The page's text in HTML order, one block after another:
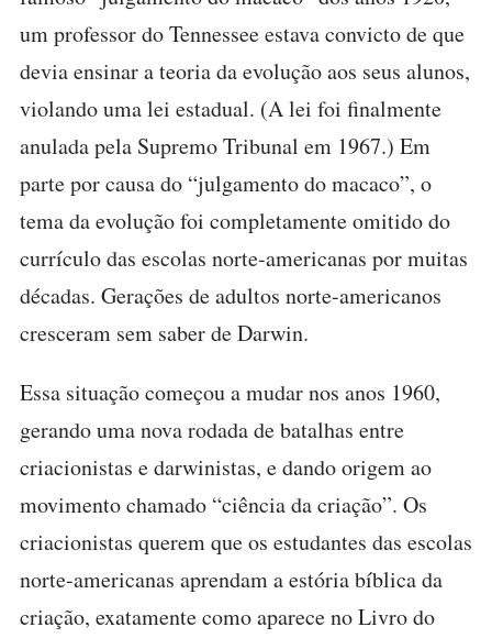
um professor do Tennessee estava convicto de que
devia ensinar a teoria da evolução aos seus alunos,
violando uma lei estadual. (A lei foi finalmente
anulada pela Supremo Tribunal em 1967.) Em
parte por causa do “julgamento do macaco”, o
tema da evolução foi completamente omitido do
currículo das escolas norte-americanas por muitas
décadas. Gerações de adultos norte-americanos
cresceram sem saber de Darwin.
Essa situação começou a mudar nos anos 1960,
gerando uma nova rodada de batalhas entre
criacionistas e darwinistas, e dando origem ao
movimento chamado “ciência da criação”. Os
criacionistas querem que os estudantes das escolas
norte-americanas aprendam a estória bíblica da
criação, exatamente como aparece no Livro do